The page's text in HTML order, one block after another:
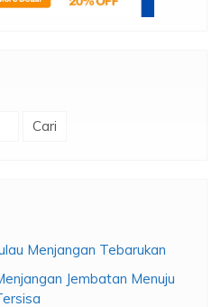
Menjangan Tebarukan
Jembatan Menuju